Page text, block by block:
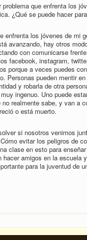
que enfrenta los
¿Qué se puede hacer
enfrenta los jóvenes de mi
avanzando, hay otros
con comunicarse
facebook, instagram,
porque a veces puedes
Personas pueden mentir
y robarla de otra
ingenuo. Uno puede
realmente sabe, y van a
o está muerto.
si nosotros venimos
evitar los peligros de
clase en esto para
hacer amigos en la
para la juventud de